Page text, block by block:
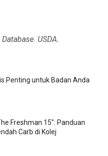
USDA.
Penting untuk Badan Anda
Freshman 15": Panduan
Carb di Kolej